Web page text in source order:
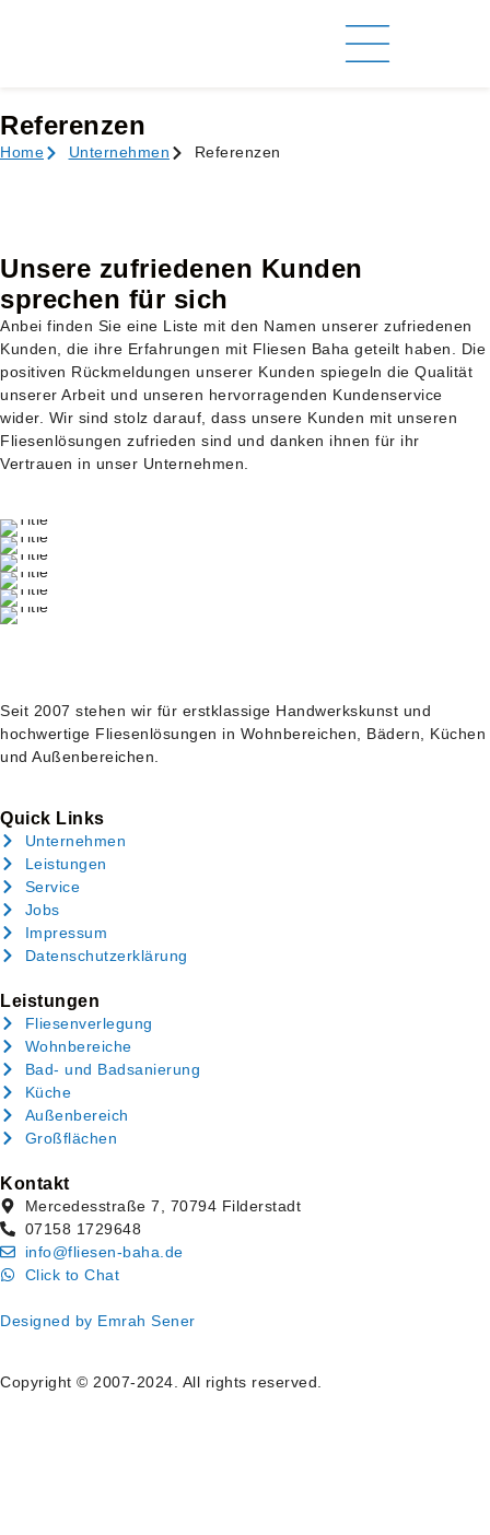
Referenzen
Home Unternehmen Referenzen
Unsere zufriedenen Kunden
sprechen für sich
Anbei finden Sie eine Liste mit den Namen unserer zufriedenen
Kunden, die ihre Erfahrungen mit Fliesen Baha geteilt haben. Die
positiven Rückmeldungen unserer Kunden spiegeln die Qualität
unserer Arbeit und unseren hervorragenden Kundenservice
wider. Wir sind stolz darauf, dass unsere Kunden mit unseren
Fliesenlösungen zufrieden sind und danken ihnen für ihr
Vertrauen in unser Unternehmen.
Seit 2007 stehen wir für erstklassige Handwerkskunst und
hochwertige Fliesenlösungen in Wohnbereichen, Bädern, Küchen
und Außenbereichen.
Quick Links
Unternehmen
Leistungen
Service
Jobs
Impressum
Datenschutzerklärung
Leistungen
Fliesenverlegung
Wohnbereiche
Bad- und Badsanierung
Küche
Außenbereich
Großflächen
Kontakt
Mercedesstraße 7, 70794 Filderstadt
07158 1729648
info@fliesen-baha.de
Click to Chat
Designed by Emrah Sener
Copyright © 2007-2024. All rights reserved.